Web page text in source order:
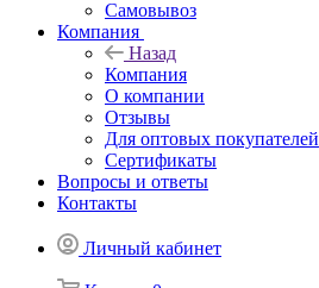
Самовывоз
Компания
Назад
Компания
О компании
Отзывы
Для оптовых покупателей
Сертификаты
Вопросы и ответы
Контакты
Личный кабинет